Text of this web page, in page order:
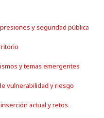
y seguridad pública
y temas emergentes
vulnerabilidad y riesgo
actual y retos